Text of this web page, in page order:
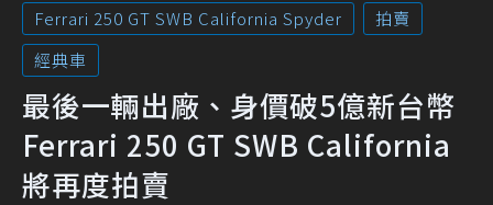
Ferrari 250 GT SWB California Spyder
拍賣
經典車
最後一輛出廠、身價破5億新台幣
Ferrari 250 GT SWB California
將再度拍賣